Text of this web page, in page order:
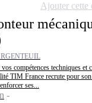
compétences techniques et
TIM France recrute pour
ses...
Ajouter cette